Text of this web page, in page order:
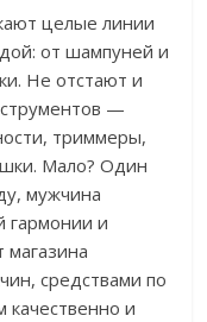
целые линии
от шампуней и
Не отстают и
—
триммеры,
Мало? Один
мужчина
гармонии и
средствами по
качественно и